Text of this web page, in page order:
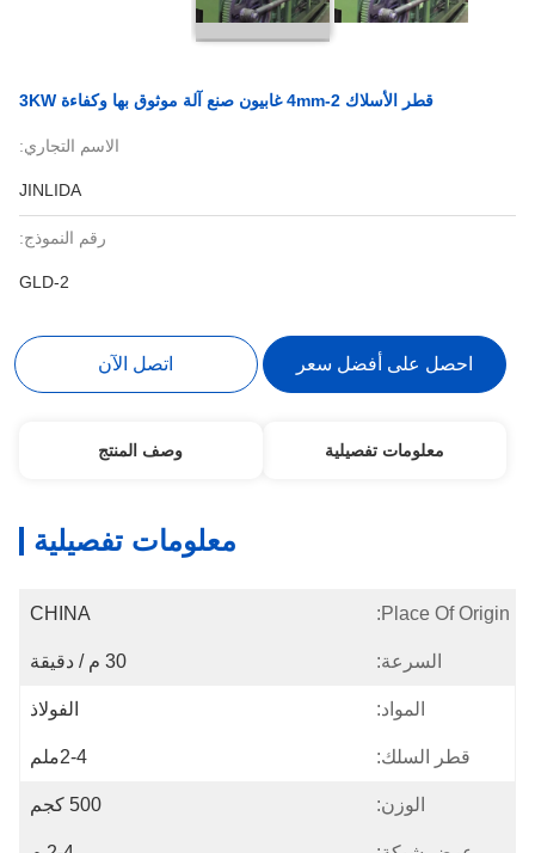
قطر الأسلاك 2-4mm غابيون صنع آلة موثوق بها وكفاءة 3KW
الاسم التجاري:
JINLIDA
رقم النموذج:
GLD-2
احصل على أفضل سعر اتصل الآن
معلومات تفصيلية وصف المنتج
معلومات تفصيلية
Place Of Origin:
CHINA
السرعة: 30 م / دقيقة
المواد: الفولاذ
قطر السلك: 2-4ملم
الوزن: 500 كجم